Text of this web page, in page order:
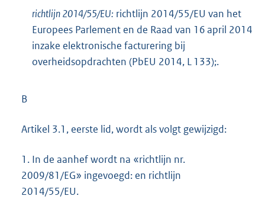
richtlijn 2014/55/EU: richtlijn 2014/55/EU van het
Europees Parlement en de Raad van 16 april 2014
inzake elektronische facturering bij
overheidsopdrachten (PbEU 2014, L 133);.
B
Artikel 3.1, eerste lid, wordt als volgt gewijzigd:
1. In de aanhef wordt na «richtlijn nr.
2009/81/EG» ingevoegd: en richtlijn
2014/55/EU.